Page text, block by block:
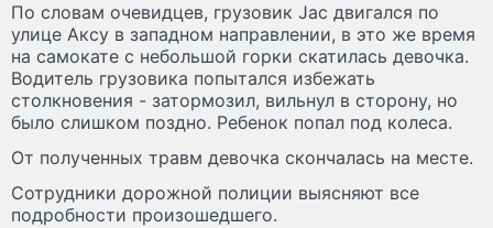
По словам очевидцев, грузовик Jac двигался по
улице Аксу в западном направлении, в это же время
на самокате с небольшой горки скатилась девочка.
Водитель грузовика попытался избежать
столкновения - затормозил, вильнул в сторону, но
было слишком поздно. Ребенок попал под колеса.
От полученных травм девочка скончалась на месте.
Сотрудники дорожной полиции выясняют все
подробности произошедшего.